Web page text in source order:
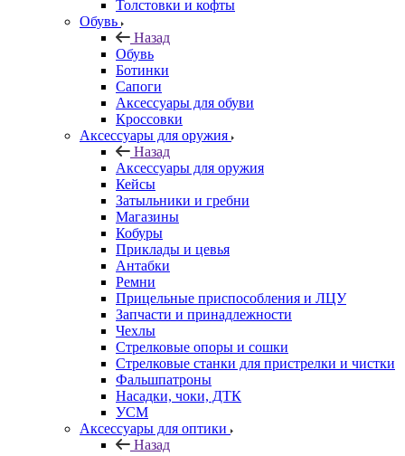
Толстовки и кофты
Обувь
Назад
Обувь
Ботинки
Сапоги
Аксессуары для обуви
Кроссовки
Аксессуары для оружия
Назад
Аксессуары для оружия
Кейсы
Затыльники и гребни
Магазины
Кобуры
Приклады и цевья
Антабки
Ремни
Прицельные приспособления и ЛЦУ
Запчасти и принадлежности
Чехлы
Стрелковые опоры и сошки
Стрелковые станки для пристрелки и чистки
Фальшпатроны
Насадки, чоки, ДТК
УСМ
Аксессуары для оптики
Назад